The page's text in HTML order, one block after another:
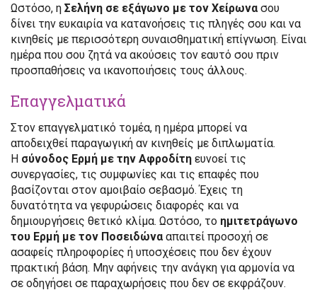
Ωστόσο, η Σελήνη σε εξάγωνο με τον Χείρωνασου
δίνει την ευκαιρία να κατανοήσεις τις πληγές σου και να
κινηθείς με περισσότερη συναισθηματική επίγνωση. Είναι
ημέρα που σου ζητά να ακούσεις τον εαυτό σου πριν
προσπαθήσεις να ικανοποιήσεις τους άλλους.
Επαγγελματικά
Στον επαγγελματικό τομέα, η ημέρα μπορεί να
αποδειχθεί παραγωγική αν κινηθείς με διπλωματία.
Η σύνοδος Ερμή με την Αφροδίτη ευνοεί τις
συνεργασίες, τις συμφωνίες και τις επαφές που
βασίζονται στον αμοιβαίο σεβασμό. Έχεις τη
δυνατότητα να γεφυρώσεις διαφορές και να
δημιουργήσεις θετικό κλίμα. Ωστόσο, το ημιτετράγωνο
του Ερμή με τον Ποσειδώνααπαιτεί προσοχή σε
ασαφείς πληροφορίες ή υποσχέσεις που δεν έχουν
πρακτική βάση. Μην αφήνεις την ανάγκη για αρμονία να
σε οδηγήσει σε παραχωρήσεις που δεν σε εκφράζουν.